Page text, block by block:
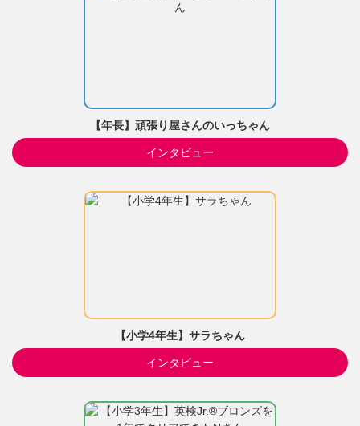
【年長】頑張り屋さんのいっちゃん
インタビュー
【小学4年生】サラちゃん
インタビュー